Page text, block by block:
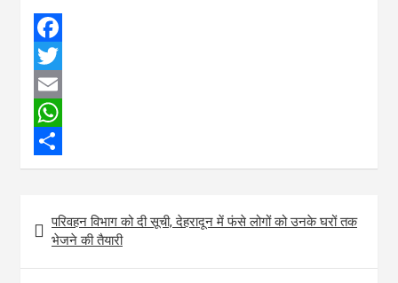
F
a
c
e
b
o
T
w
t
e
E
m
a
l
W
h
t
S
a
Post
navigation
परिवहन विभाग को दी सूची, देहरादून में फंसे लोगों को उनके घरों तक
भेजने की तैयारी